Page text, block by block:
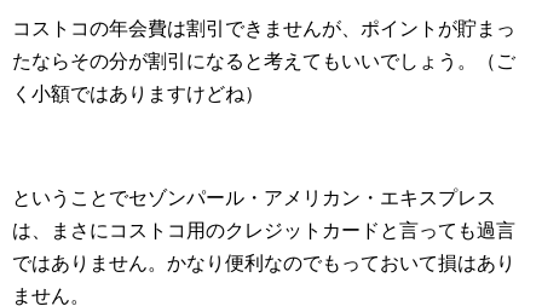
コストコの年会費は割引できませんが、ポイントが貯まっ
たならその分が割引になると考えてもいいでしょう。（ご
く小額ではありますけどね）
ということでセゾンパール・アメリカン・エキスプレス
は、まさにコストコ用のクレジットカードと言っても過言
ではありません。かなり便利なのでもっておいて損はあり
ません。